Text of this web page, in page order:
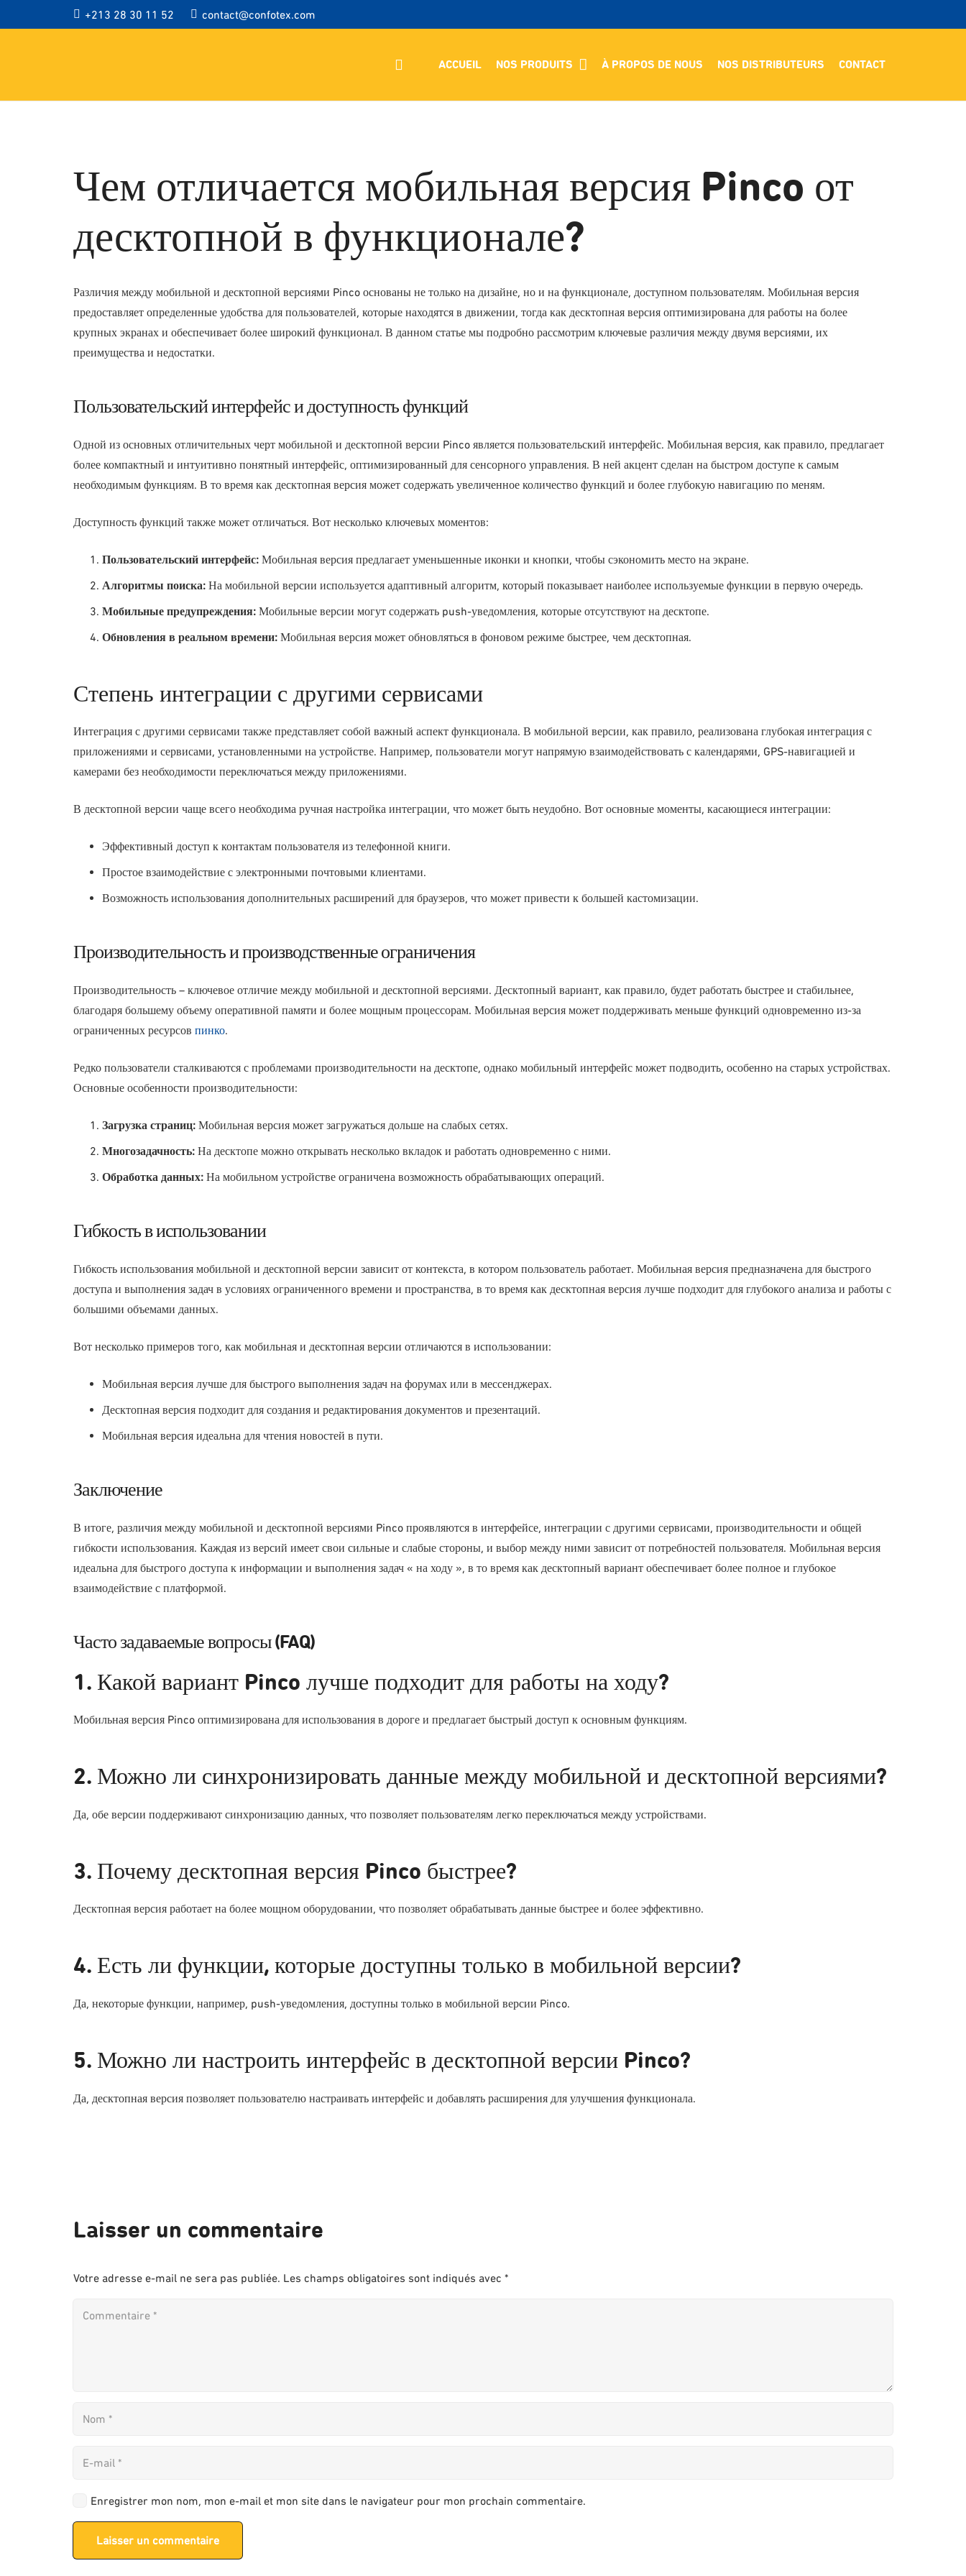
+213 28 30 11 52 contact@confotex.com
ACCUEIL NOS PRODUITS À PROPOS DE NOUS NOS DISTRIBUTEURS CONTACT
Чем отличается мобильная версия Pinco от
десктопной в функционале?
Различия между мобильной и десктопной версиями Pinco основаны не только на дизайне, но и на функционале, доступном пользователям. Мобильная версия
предоставляет определенные удобства для пользователей, которые находятся в движении, тогда как десктопная версия оптимизирована для работы на более
крупных экранах и обеспечивает более широкий функционал. В данном статье мы подробно рассмотрим ключевые различия между двумя версиями, их
преимущества и недостатки.
Пользовательский интерфейс и доступность функций
Одной из основных отличительных черт мобильной и десктопной версии Pinco является пользовательский интерфейс. Мобильная версия, как правило, предлагает
более компактный и интуитивно понятный интерфейс, оптимизированный для сенсорного управления. В ней акцент сделан на быстром доступе к самым
необходимым функциям. В то время как десктопная версия может содержать увеличенное количество функций и более глубокую навигацию по меням.
Доступность функций также может отличаться. Вот несколько ключевых моментов:
Пользовательский интерфейс: Мобильная версия предлагает уменьшенные иконки и кнопки, чтобы сэкономить место на экране.
Алгоритмы поиска: На мобильной версии используется адаптивный алгоритм, который показывает наиболее используемые функции в первую очередь.
Мобильные предупреждения: Мобильные версии могут содержать push-уведомления, которые отсутствуют на десктопе.
Обновления в реальном времени: Мобильная версия может обновляться в фоновом режиме быстрее, чем десктопная.
Степень интеграции с другими сервисами
Интеграция с другими сервисами также представляет собой важный аспект функционала. В мобильной версии, как правило, реализована глубокая интеграция с
приложениями и сервисами, установленными на устройстве. Например, пользователи могут напрямую взаимодействовать с календарями, GPS-навигацией и
камерами без необходимости переключаться между приложениями.
В десктопной версии чаще всего необходима ручная настройка интеграции, что может быть неудобно. Вот основные моменты, касающиеся интеграции:
Эффективный доступ к контактам пользователя из телефонной книги.
Простое взаимодействие с электронными почтовыми клиентами.
Возможность использования дополнительных расширений для браузеров, что может привести к большей кастомизации.
Производительность и производственные ограничения
Производительность – ключевое отличие между мобильной и десктопной версиями. Десктопный вариант, как правило, будет работать быстрее и стабильнее,
благодаря большему объему оперативной памяти и более мощным процессорам. Мобильная версия может поддерживать меньше функций одновременно из-за
ограниченных ресурсов пинко.
Редко пользователи сталкиваются с проблемами производительности на десктопе, однако мобильный интерфейс может подводить, особенно на старых устройствах.
Основные особенности производительности:
Загрузка страниц: Мобильная версия может загружаться дольше на слабых сетях.
Многозадачность: На десктопе можно открывать несколько вкладок и работать одновременно с ними.
Обработка данных: На мобильном устройстве ограничена возможность обрабатывающих операций.
Гибкость в использовании
Гибкость использования мобильной и десктопной версии зависит от контекста, в котором пользователь работает. Мобильная версия предназначена для быстрого
доступа и выполнения задач в условиях ограниченного времени и пространства, в то время как десктопная версия лучше подходит для глубокого анализа и работы с
большими объемами данных.
Вот несколько примеров того, как мобильная и десктопная версии отличаются в использовании:
Мобильная версия лучше для быстрого выполнения задач на форумах или в мессенджерах.
Десктопная версия подходит для создания и редактирования документов и презентаций.
Мобильная версия идеальна для чтения новостей в пути.
Заключение
В итоге, различия между мобильной и десктопной версиями Pinco проявляются в интерфейсе, интеграции с другими сервисами, производительности и общей
гибкости использования. Каждая из версий имеет свои сильные и слабые стороны, и выбор между ними зависит от потребностей пользователя. Мобильная версия
идеальна для быстрого доступа к информации и выполнения задач « на ходу », в то время как десктопный вариант обеспечивает более полное и глубокое
взаимодействие с платформой.
Часто задаваемые вопросы (FAQ)
1. Какой вариант Pinco лучше подходит для работы на ходу?
Мобильная версия Pinco оптимизирована для использования в дороге и предлагает быстрый доступ к основным функциям.
2. Можно ли синхронизировать данные между мобильной и десктопной версиями?
Да, обе версии поддерживают синхронизацию данных, что позволяет пользователям легко переключаться между устройствами.
3. Почему десктопная версия Pinco быстрее?
Десктопная версия работает на более мощном оборудовании, что позволяет обрабатывать данные быстрее и более эффективно.
4. Есть ли функции, которые доступны только в мобильной версии?
Да, некоторые функции, например, push-уведомления, доступны только в мобильной версии Pinco.
5. Можно ли настроить интерфейс в десктопной версии Pinco?
Да, десктопная версия позволяет пользователю настраивать интерфейс и добавлять расширения для улучшения функционала.
Laisser un commentaire
Votre adresse e-mail ne sera pas publiée. Les champs obligatoires sont indiqués avec *
Enregistrer mon nom, mon e-mail et mon site dans le navigateur pour mon prochain commentaire.
Laisser un commentaire